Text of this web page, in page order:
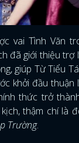
vai Tình Văn
đã giới thiệu trợ
giúp Từ Tiểu
khởi đầu thuận
thức trở
thậm chí là
Trường.